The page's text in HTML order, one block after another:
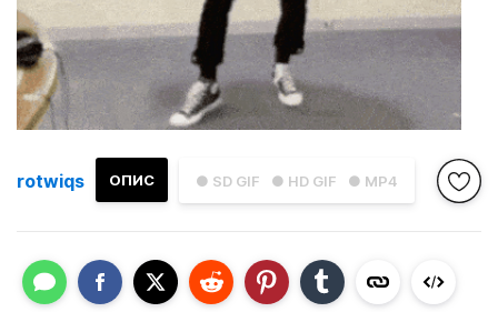
● SD GIF ● HD GIF ● MP4
ОПИС
rotwiqs